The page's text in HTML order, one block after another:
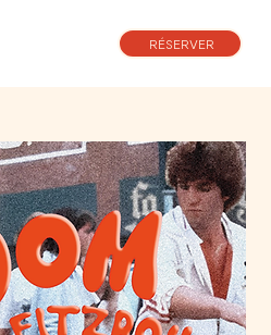
RÉSERVER